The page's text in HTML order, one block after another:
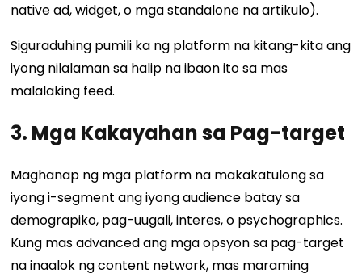
native ad, widget, o mga standalone na artikulo).
Siguraduhing pumili ka ng platform na kitang-kita ang
iyong nilalaman sa halip na ibaon ito sa mas
malalaking feed.
3. Mga Kakayahan sa Pag-target
Maghanap ng mga platform na makakatulong sa
iyong i-segment ang iyong audience batay sa
demograpiko, pag-uugali, interes, o psychographics.
Kung mas advanced ang mga opsyon sa pag-target
na inaalok ng content network, mas maraming